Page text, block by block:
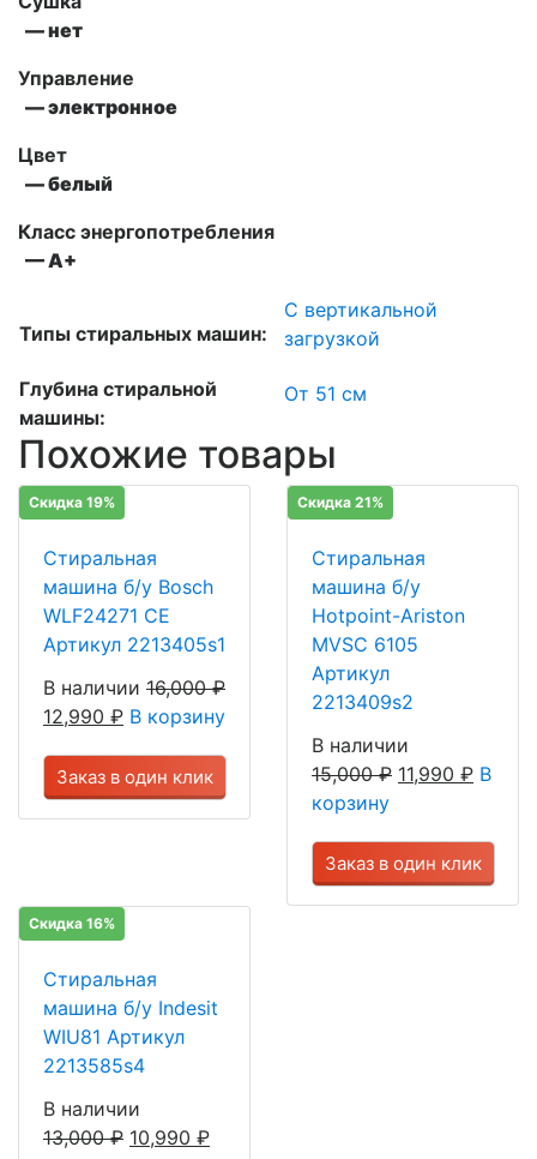
— нет
Управление
— электронное
Цвет
— белый
Класс энергопотребления
— А+
Типы стиральных машин:
С вертикальной
загрузкой
Глубина стиральной
машины:
От 51 см
Похожие товары
Скидка 19%
Стиральная
машина б/у Bosch
WLF24271 CE
Артикул 2213405s1
В наличии 16,000₽
12,990 ₽ В корзину
Заказ в один клик
Скидка 21%
Стиральная
машина б/у
Hotpoint-Ariston
MVSC 6105
Артикул
2213409s2
В наличии
15,000₽ 11,990 ₽ В
корзину
Заказ в один клик
Скидка 16%
Стиральная
машина б/у Indesit
WIU81 Артикул
2213585s4
В наличии
13,000₽ 10,990 ₽